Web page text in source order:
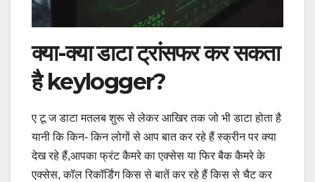
क्या-क्या डाटा ट्रांसफर कर सकता
है keylogger?
ए टू ज डाटा मतलब शुरू से लेकर आखिर तक जो भी डाटा होता है
यानी कि किन- किन लोगों से आप बात कर रहे हैं स्क्रीन पर क्या
देख रहे हैं,आपका फ्रंट कैमरे का एक्सेस या फिर बैक कैमरे के
एक्सेस, कॉल रिकॉर्डिंग किस से बातें कर रहे हैं किस से चैट कर